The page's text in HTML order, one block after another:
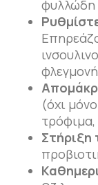
φυλλώδη
(όχι
Στήριξη